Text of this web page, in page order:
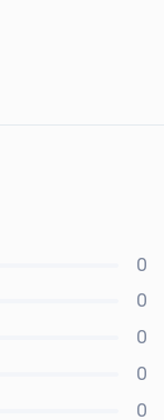
0
0
0
0
0